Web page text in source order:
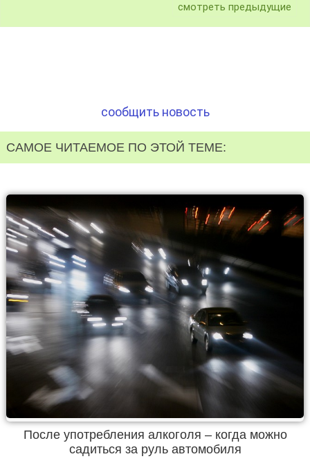
смотреть предыдущие
сообщить новость
САМОЕ ЧИТАЕМОЕ ПО ЭТОЙ ТЕМЕ:
После употребления алкоголя – когда можно
садиться за руль автомобиля